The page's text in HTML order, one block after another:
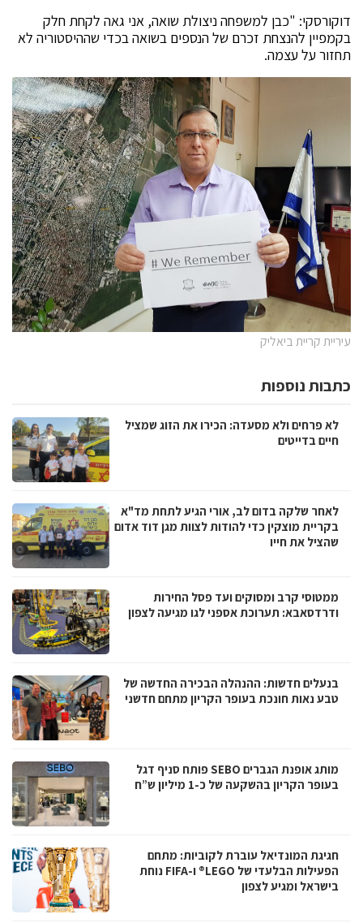
דוקורסקי: "כבן למשפחה ניצולת שואה, אני גאה לקחת חלק
בקמפיין להנצחת זכרם של הנספים בשואה בכדי שההיסטוריה לא
תחזור על עצמה.
עיריית קריית ביאליק
כתבות נוספות
לא פרחים ולא מסעדה: הכירו את הזוג שמציל
חיים בדייטים
לאחר שלקה בדום לב, אורי הגיע לתחת מד"א
בקריית מוצקין כדי להודות לצוות מגן דוד אדום
שהציל את חייו
ממטוסי קרב ומסוקים ועד פסל החירות
ודרדסאבא: תערוכת אספני לגו מגיעה לצפון
בנעלים חדשות: ההנהלה הבכירה החדשה של
טבע נאות חונכת בעופר הקריון מתחם חדשני
מותג אופנת הגברים SEBO פותח סניף דגל
בעופר הקריון בהשקעה של כ-1 מיליון ש”ח
חגיגת המונדיאל עוברת לקוביות: מתחם
הפעילות הבלעדי של LEGO® ו-FIFA נוחת
בישראל ומגיע לצפון